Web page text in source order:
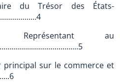
du Trésor des États-
Représentant au
principal sur le commerce et